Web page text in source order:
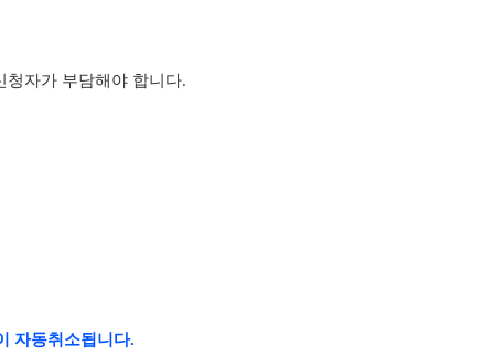
청자가 부담해야 합니다.
자동취소됩니다.